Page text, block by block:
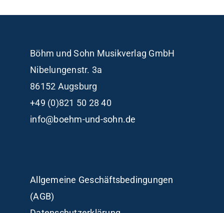
Böhm und Sohn Musikverlag GmbH
Nibelungenstr. 3a
86152 Augsburg
+49 (0)821 50 28 40
info@boehm-und-sohn.de
Allgemeine Geschäftsbedingungen
(AGB)